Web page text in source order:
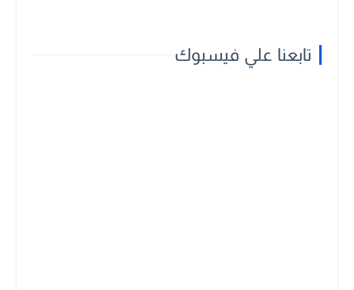
تابعنا علي فيسبوك